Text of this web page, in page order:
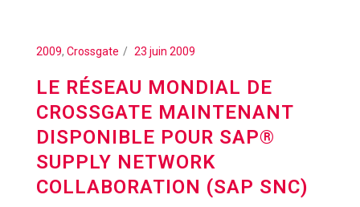
2009, Crossgate 23 juin 2009
LE RÉSEAU MONDIAL DE
CROSSGATE MAINTENANT
DISPONIBLE POUR SAP®
SUPPLY NETWORK
COLLABORATION (SAP SNC)